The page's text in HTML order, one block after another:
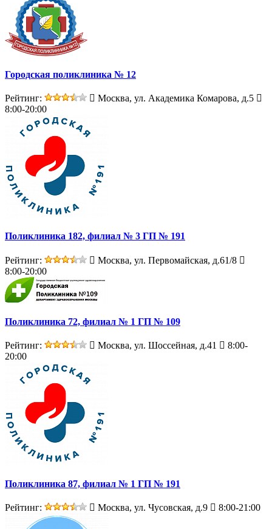
Городская поликлиника № 12
Рейтинг:
Москва, ул. Академика Комарова, д.5
8:00-20:00
Поликлиника 182, филиал № 3 ГП № 191
Рейтинг:
Москва, ул. Первомайская, д.61/8
8:00-20:00
Поликлиника 72, филиал № 1 ГП № 109
Рейтинг: Москва, ул. Шоссейная, д.41
8:00-
20:00
Поликлиника 87, филиал № 1 ГП № 191
Рейтинг: Москва, ул. Чусовская, д.9 8:00-21:00